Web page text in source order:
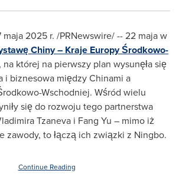
maja 2025 r. /PRNewswire/ -- 22 maja w
Chiny – Kraje Europy Środkowo-
, na której na pierwszy plan wysunęła się
i biznesowa między Chinami a
Wschodniej. Wśród wielu
się do rozwoju tego partnerstwa
Tzaneva i Fang Yu – mimo iż
zawody, to łączą ich związki z Ningbo.
Continue Reading